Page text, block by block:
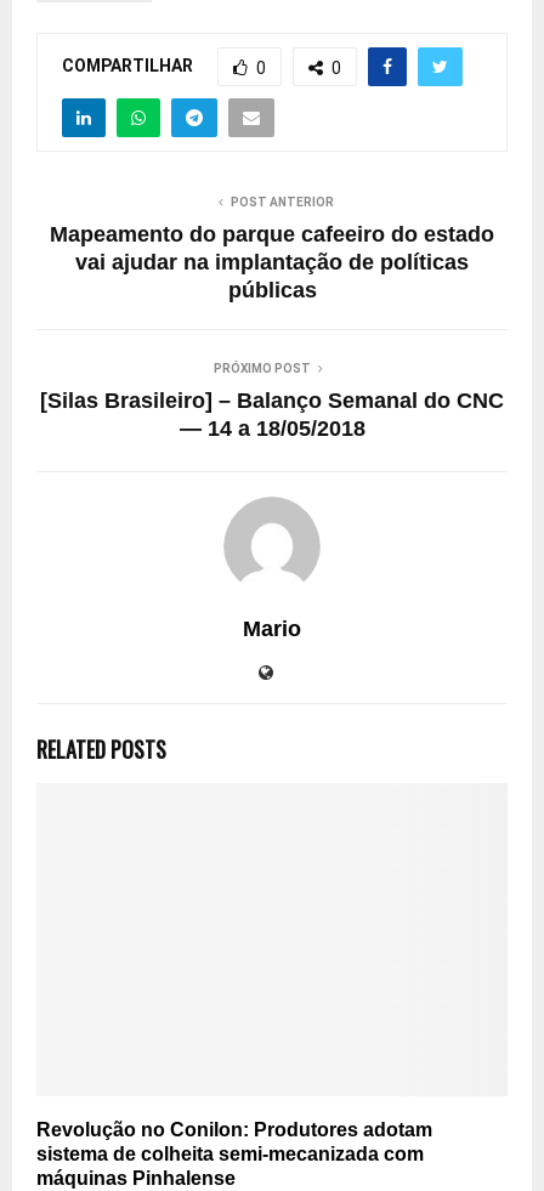
COMPARTILHAR 0 0
POST ANTERIOR
Mapeamento do parque cafeeiro do estado
vai ajudar na implantação de políticas
públicas
PRÓXIMO POST
[Silas Brasileiro] – Balanço Semanal do CNC
— 14 a 18/05/2018
Mario
RELATED POSTS
Revolução no Conilon: Produtores adotam
sistema de colheita semi-mecanizada com
máquinas Pinhalense